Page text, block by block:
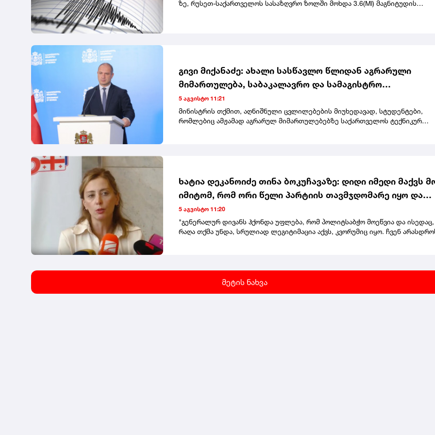
ზე, რუსეთ-საქართველოს სასაზღვრო ზოლში მოხდა 3.6(Ml) მაგნიტუდის
გივი მიქანაძე: ახალი სასწავლო წლიდან აგრარული
მიმართულება, საბაკალავრო და სამაგისტრო
საგანმანათლებლო პროგრამები, მთლიანად გადადის
სოხუმის სახელმწიფო უნივერსიტეტში
5 აგვისტო 11:21
მინისტრის თქმით, აღნიშნული ცვლილებების მიუხედავად, სტუდენტები,
რომლებიც ამჟამად აგრარულ მიმართულებებზე საქართველოს ტექნიკურ
პროგრამებს გაევლო შესაბამისი აკრედიტაცია განათლების ხარისხის
განვითარების ეროვნულ ცენტრში. ახლა კი, ეს პროცესი უკვე
დასრულებულია.საზოგადოებას მსურს ასევე ვაცნობო, რომ ორმა რეგიონულმა
უნივერსიტეტმა - შოთა მესხიას სახელობის ზუგდიდის სახელმწიფო
უნივერსიტეტმა და სამცხე-ჯავახეთის სახელმწიფო უნივერსიტეტმა - გაიარეს
აკრედიტაცია, რომ განახორციელონ ტურიზმის მიმართულებით
საგანმანათლებლო პროგრამები.საზოგადოებას შევახსენებ, რომ რეფორმის
გაეზარდათ მიღების კვოტებიც", - განაცხადა გივი მიქანაძემ.
ხატია დეკანოიძე თინა ბოკუჩავაზე: დიდი იმედი მაქვს
იმიტომ, რომ ორი წელი პარტიის თავმჯდომარე იყო და
ნამდვილად არ მგონია გააცდინოს ეს სხდომა
5 აგვისტო 11:20
"გენერალურ დივანს ჰქონდა უფლება, რომ პოლიტსაბჭო მოეწვია და ისედაც,
რაღა თქმა უნდა, სრულიად ლეგიტიმაცია აქვს, კვორუმიც იყო. ჩვენ
აცხადებს ხატია დეკანოიძე.
მეტის ნახვა